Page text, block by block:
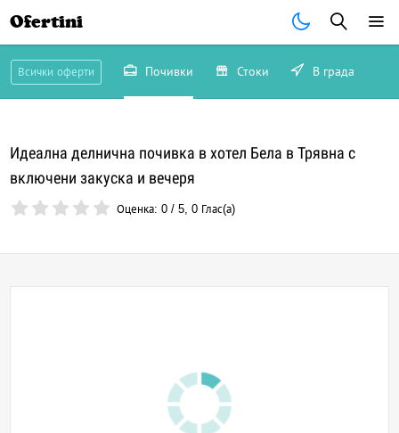
Ofertini
Всички оферти Почивки Стоки В града
Идеална делнична почивка в хотел Бела в Трявна с
включени закуска и вечеря
Оценка:0 /5,0 Глас(а)